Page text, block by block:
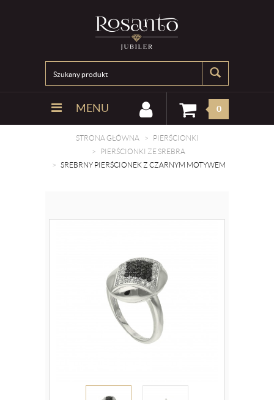
MENU 0
STRONA GŁÓWNA
PIERŚCIONKI
PIERŚCIONKI ZE SREBRA
SREBRNY PIERŚCIONEK Z CZARNYM MOTYWEM